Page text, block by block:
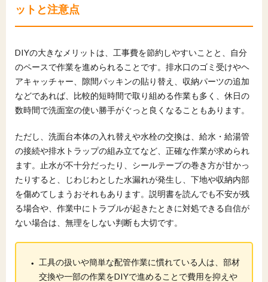
ットと注意点
DIYの大きなメリットは、工事費を節約しやすいことと、自分
のペースで作業を進められることです。排水口のゴミ受けやヘ
アキャッチャー、隙間パッキンの貼り替え、収納パーツの追加
などであれば、比較的短時間で取り組める作業も多く、休日の
数時間で洗面室の使い勝手がぐっと良くなることもあります。
ただし、洗面台本体の入れ替えや水栓の交換は、給水・給湯管
の接続や排水トラップの組み立てなど、正確な作業が求められ
ます。止水が不十分だったり、シールテープの巻き方が甘かっ
たりすると、じわじわとした水漏れが発生し、下地や収納内部
を傷めてしまうおそれもあります。説明書を読んでも不安が残
る場合や、作業中にトラブルが起きたときに対処できる自信が
ない場合は、無理をしない判断も大切です。
・ 工具の扱いや簡単な配管作業に慣れている人は、部材
交換や一部の作業をDIYで進めることで費用を抑えや